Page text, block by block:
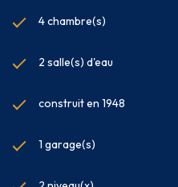
4 chambre(s)
2 salle(s) d'eau
construit en 1948
1 garage(s)